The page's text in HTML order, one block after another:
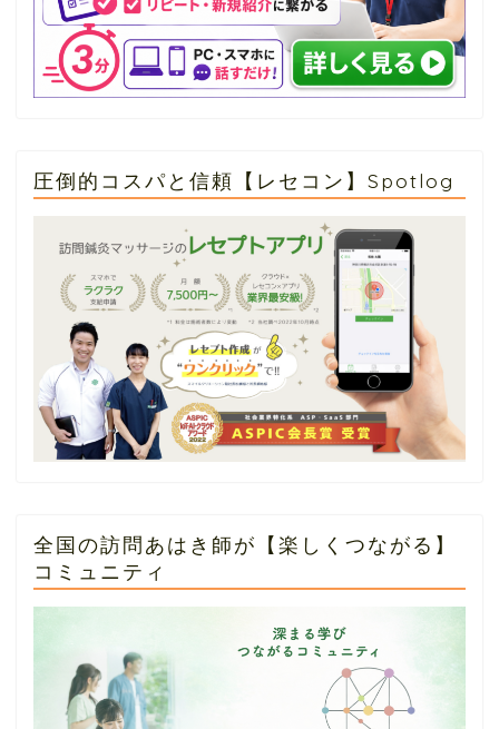
圧倒的コスパと信頼【レセコン】Spotlog
全国の訪問あはき師が【楽しくつながる】
コミュニティ